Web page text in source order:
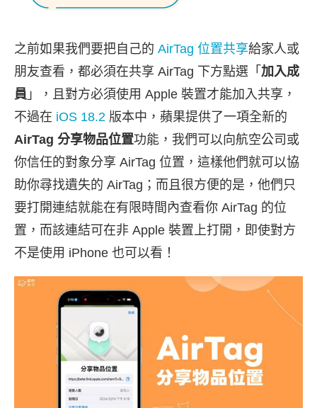
之前如果我們要把自己的 AirTag 位置共享給家人或
朋友查看，都必須在共享 AirTag 下方點選「 加入成
員 」，且對方必須使用 Apple 裝置才能加入共享，
不過在 iOS 18.2 版本中，蘋果提供了一項全新的
AirTag 分享物品位置功能，我們可以向航空公司或
你信任的對象分享 AirTag 位置，這樣他們就可以協
助你尋找遺失的 AirTag；而且很方便的是，他們只
要打開連結就能在有限時間內查看你 AirTag 的位
置，而該連結可在非 Apple 裝置上打開，即使對方
不是使用 iPhone 也可以看！